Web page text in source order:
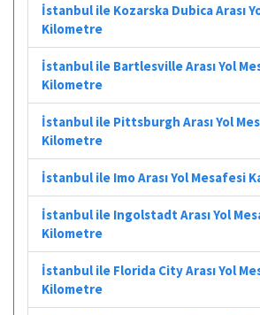
İstanbul ile Kozarska Dubica Arası
Kilometre
İstanbul ile Bartlesville Arası Yol
Kilometre
İstanbul ile Pittsburgh Arası Yol
Kilometre
İstanbul ile Imo Arası Yol Mesafesi
İstanbul ile Ingolstadt Arası Yol
Kilometre
İstanbul ile Florida City Arası Yol
Kilometre